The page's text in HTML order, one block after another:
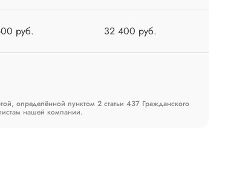
руб. 32 400 руб.
определённой пунктом 2 статьи 437 Гражданского
нашей компании.